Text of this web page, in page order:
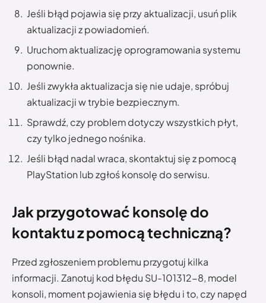
Jeśli błąd pojawia się przy aktualizacji, usuń plik
aktualizacji z powiadomień.
Uruchom aktualizację oprogramowania systemu
ponownie.
Jeśli zwykła aktualizacja się nie udaje, spróbuj
aktualizacji w trybie bezpiecznym.
Sprawdź, czy problem dotyczy wszystkich płyt,
czy tylko jednego nośnika.
Jeśli błąd nadal wraca, skontaktuj się z pomocą
PlayStation lub zgłoś konsolę do serwisu.
Jak przygotować konsolę do
kontaktu z pomocą techniczną?
Przed zgłoszeniem problemu przygotuj kilka
informacji. Zanotuj kod błędu SU-101312-8, model
konsoli, moment pojawienia się błędu i to, czy napęd